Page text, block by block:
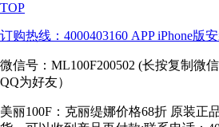
TOP
订购热线：4000403160 APP iPhone版
微信号：ML100F200502 (长按复制微
QQ为好友）
美丽100F：克丽缇娜价格68折 原装正